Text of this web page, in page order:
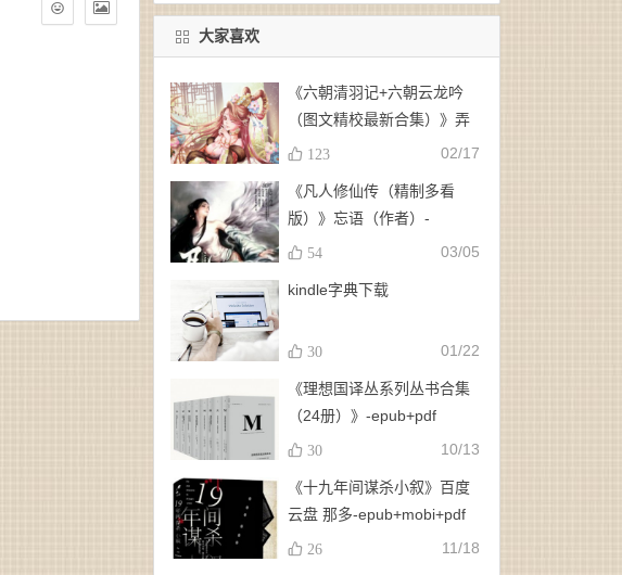
大家喜欢
《六朝清羽记+六朝云龙吟
（图文精校最新合集）》弄
玉、龙璇（作者）-
123 02/17
《凡人修仙传（精制多看
版）》忘语（作者）-
epub+mobi
54 03/05
kindle字典下载
30 01/22
《理想国译丛系列丛书合集
（24册）》-epub+pdf
30 10/13
《十九年间谋杀小叙》百度
云盘 那多-epub+mobi+pdf
26 11/18